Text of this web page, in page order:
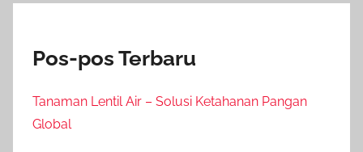
Pos-pos Terbaru
Tanaman Lentil Air – Solusi Ketahanan Pangan
Global